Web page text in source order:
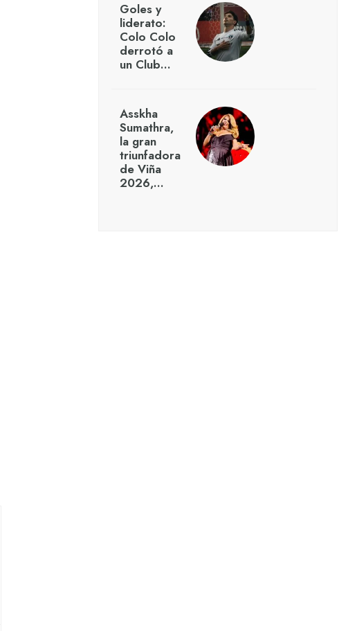
Goles y
liderato:
Colo Colo
derrotó a
un Club…
Asskha
Sumathra,
la gran
triunfadora
de Viña
2026,…